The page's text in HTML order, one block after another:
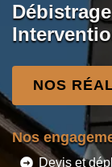
NOS
Nos
Devis et